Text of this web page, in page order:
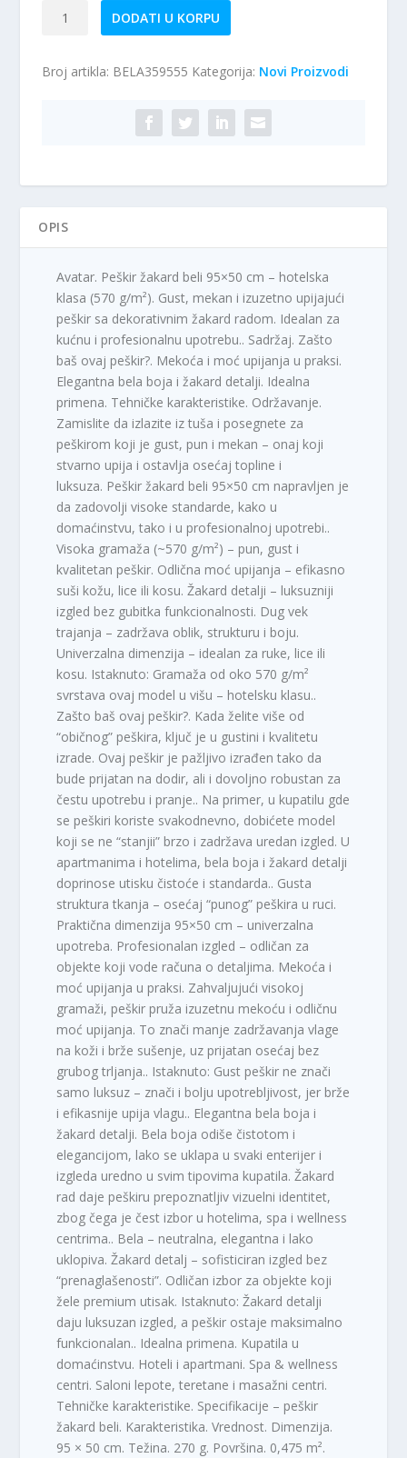
Peškir
95x50cm,
DODATI U KORPU
Broj artikla: BELA359555 Kategorija: Novi Proizvodi
OPIS
Avatar. Peškir žakard beli 95×50 cm – hotelska
klasa (570 g/m²). Gust, mekan i izuzetno upijajući
peškir sa dekorativnim žakard radom. Idealan za
kućnu i profesionalnu upotrebu.. Sadržaj. Zašto
baš ovaj peškir?. Mekoća i moć upijanja u praksi.
Elegantna bela boja i žakard detalji. Idealna
primena. Tehničke karakteristike. Održavanje.
Zamislite da izlazite iz tuša i posegnete za
peškirom koji je gust, pun i mekan – onaj koji
stvarno upija i ostavlja osećaj topline i
luksuza. Peškir žakard beli 95×50 cm napravljen je
da zadovolji visoke standarde, kako u
domaćinstvu, tako i u profesionalnoj upotrebi..
Visoka gramaža (~570 g/m²) – pun, gust i
kvalitetan peškir. Odlična moć upijanja – efikasno
suši kožu, lice ili kosu. Žakard detalji – luksuzniji
izgled bez gubitka funkcionalnosti. Dug vek
trajanja – zadržava oblik, strukturu i boju.
Univerzalna dimenzija – idealan za ruke, lice ili
kosu. Istaknuto: Gramaža od oko 570 g/m²
svrstava ovaj model u višu – hotelsku klasu..
Zašto baš ovaj peškir?. Kada želite više od
“običnog” peškira, ključ je u gustini i kvalitetu
izrade. Ovaj peškir je pažljivo izrađen tako da
bude prijatan na dodir, ali i dovoljno robustan za
čestu upotrebu i pranje.. Na primer, u kupatilu gde
se peškiri koriste svakodnevno, dobićete model
koji se ne “stanjii” brzo i zadržava uredan izgled. U
apartmanima i hotelima, bela boja i žakard detalji
doprinose utisku čistoće i standarda.. Gusta
struktura tkanja – osećaj “punog” peškira u ruci.
Praktična dimenzija 95×50 cm – univerzalna
upotreba. Profesionalan izgled – odličan za
objekte koji vode računa o detaljima. Mekoća i
moć upijanja u praksi. Zahvaljujući visokoj
gramaži, peškir pruža izuzetnu mekoću i odličnu
moć upijanja. To znači manje zadržavanja vlage
na koži i brže sušenje, uz prijatan osećaj bez
grubog trljanja.. Istaknuto: Gust peškir ne znači
samo luksuz – znači i bolju upotrebljivost, jer brže
i efikasnije upija vlagu.. Elegantna bela boja i
žakard detalji. Bela boja odiše čistotom i
elegancijom, lako se uklapa u svaki enterijer i
izgleda uredno u svim tipovima kupatila. Žakard
rad daje peškiru prepoznatljiv vizuelni identitet,
zbog čega je čest izbor u hotelima, spa i wellness
centrima.. Bela – neutralna, elegantna i lako
uklopiva. Žakard detalj – sofisticiran izgled bez
“prenaglašenosti”. Odličan izbor za objekte koji
žele premium utisak. Istaknuto: Žakard detalji
daju luksuzan izgled, a peškir ostaje maksimalno
funkcionalan.. Idealna primena. Kupatila u
domaćinstvu. Hoteli i apartmani. Spa & wellness
centri. Saloni lepote, teretane i masažni centri.
Tehničke karakteristike. Specifikacije – peškir
žakard beli. Karakteristika. Vrednost. Dimenzija.
95 × 50 cm. Težina. 270 g. Površina. 0,475 m².